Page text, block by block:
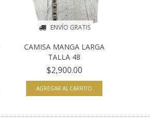
ENVÍO GRATIS
CAMISA MANGA LARGA
TALLA 48
$2,900.00
AGREGAR AL CARRITO